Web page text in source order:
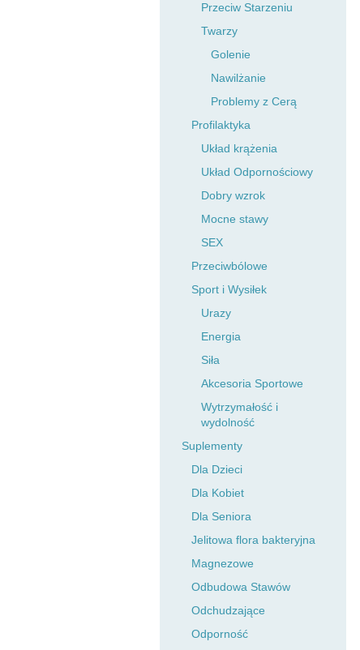
Przeciw Starzeniu
Twarzy
Golenie
Nawilżanie
Problemy z Cerą
Profilaktyka
Układ krążenia
Układ Odpornościowy
Dobry wzrok
Mocne stawy
SEX
Przeciwbólowe
Sport i Wysiłek
Urazy
Energia
Siła
Akcesoria Sportowe
Wytrzymałość i
wydolność
Suplementy
Dla Dzieci
Dla Kobiet
Dla Seniora
Jelitowa flora bakteryjna
Magnezowe
Odbudowa Stawów
Odchudzające
Odporność